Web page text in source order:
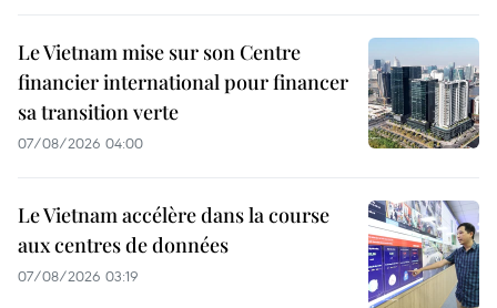
Le Vietnam mise sur son Centre
financier international pour financer
sa transition verte
07/08/2026 04:00
Le Vietnam accélère dans la course
aux centres de données
07/08/2026 03:19